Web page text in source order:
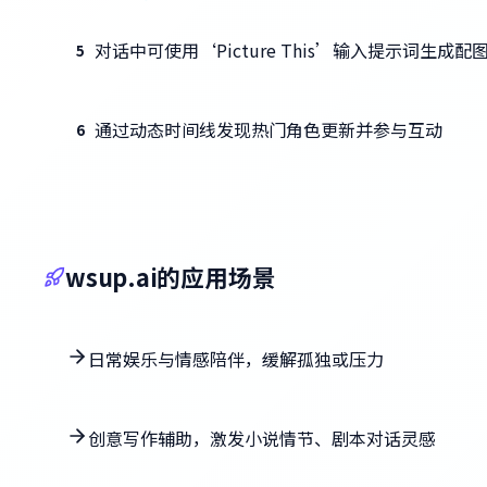
5 对话中可使用‘Picture This’输入提示词生成配
6 通过动态时间线发现热门角色更新并参与互动
wsup.ai的应用场景
日常娱乐与情感陪伴，缓解孤独或压力
创意写作辅助，激发小说情节、剧本对话灵感